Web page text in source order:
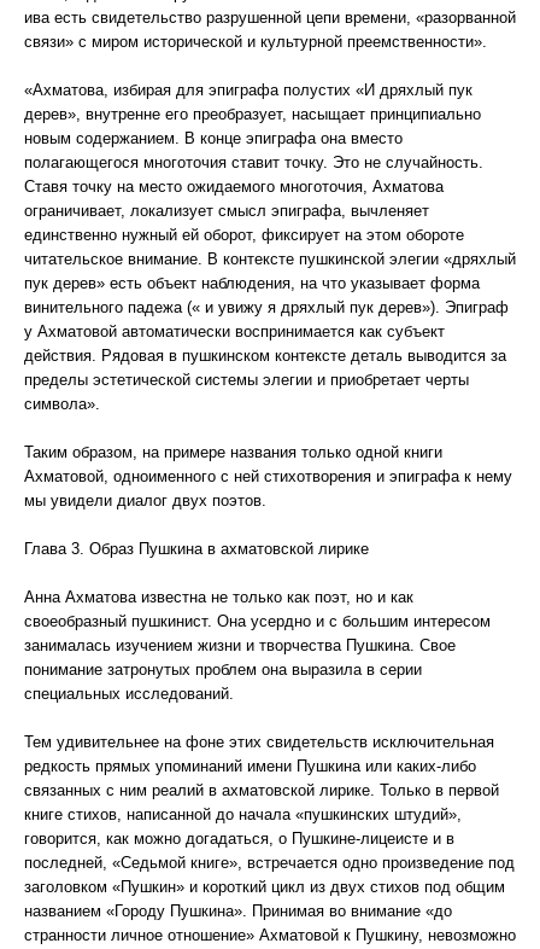
ива есть свидетельство разрушенной цепи времени, «разорванной
связи» с миром исторической и культурной преемственности».
«Ахматова, избирая для эпиграфа полустих «И дряхлый пук
дерев», внутренне его преобразует, насыщает принципиально
новым содержанием. В конце эпиграфа она вместо
полагающегося многоточия ставит точку. Это не случайность.
Ставя точку на место ожидаемого многоточия, Ахматова
ограничивает, локализует смысл эпиграфа, вычленяет
единственно нужный ей оборот, фиксирует на этом обороте
читательское внимание. В контексте пушкинской элегии «дряхлый
пук дерев» есть объект наблюдения, на что указывает форма
винительного падежа (« и увижу я дряхлый пук дерев»). Эпиграф
у Ахматовой автоматически воспринимается как субъект
действия. Рядовая в пушкинском контексте деталь выводится за
пределы эстетической системы элегии и приобретает черты
символа».
Таким образом, на примере названия только одной книги
Ахматовой, одноименного с ней стихотворения и эпиграфа к нему
мы увидели диалог двух поэтов.
Глава 3. Образ Пушкина в ахматовской лирике
Анна Ахматова известна не только как поэт, но и как
своеобразный пушкинист. Она усердно и с большим интересом
занималась изучением жизни и творчества Пушкина. Свое
понимание затронутых проблем она выразила в серии
специальных исследований.
Тем удивительнее на фоне этих свидетельств исключительная
редкость прямых упоминаний имени Пушкина или каких-либо
связанных с ним реалий в ахматовской лирике. Только в первой
книге стихов, написанной до начала «пушкинских штудий»,
говорится, как можно догадаться, о Пушкине-лицеисте и в
последней, «Седьмой книге», встречается одно произведение под
заголовком «Пушкин» и короткий цикл из двух стихов под общим
названием «Городу Пушкина». Принимая во внимание «до
странности личное отношение» Ахматовой к Пушкину, невозможно